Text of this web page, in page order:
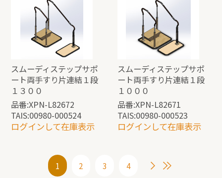
スムーディステップサポ
ート両手すり片連結１段
１３００
品番:XPN-L82672
TAIS:00980-000524
ログインして在庫表示
スムーディステップサポ
ート両手すり片連結１段
１０００
品番:XPN-L82671
TAIS:00980-000523
ログインして在庫表示
1 2 3 4